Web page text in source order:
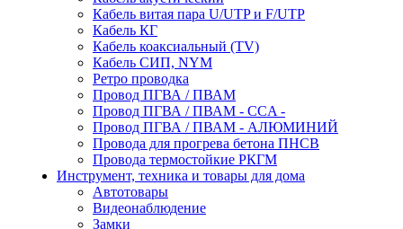
Кабель витая пара U/UTP и F/UTP
Кабель КГ
Кабель коаксиальный (TV)
Кабель СИП, NYM
Ретро проводка
Провод ПГВА / ПВАМ
Провод ПГВА / ПВАМ - CCA -
Провод ПГВА / ПВАМ - АЛЮМИНИЙ
Провода для прогрева бетона ПНСВ
Провода термостойкие РКГМ
Инструмент, техника и товары для дома
Автотовары
Видеонаблюдение
Замки